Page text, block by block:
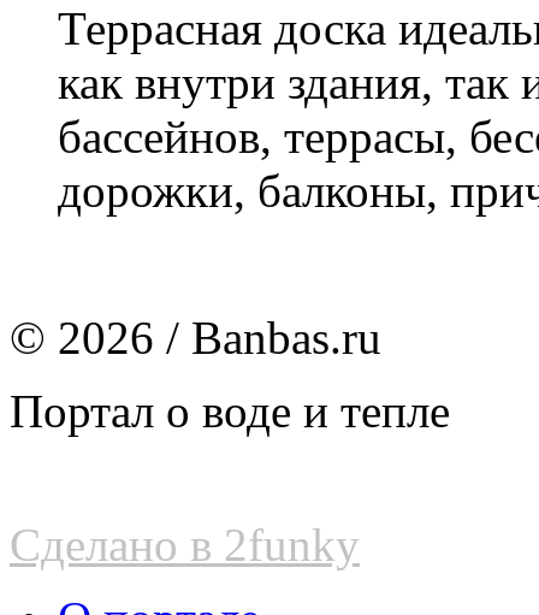
Террасная доска
как внутри здания,
бассейнов, террасы,
дорожки, балконы,
© 2026 / Banbas.ru
Портал о воде и тепле
Сделано в 2funky